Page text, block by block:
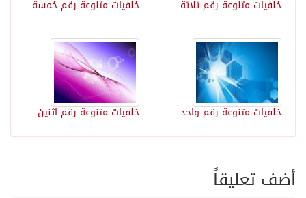
خلفيات متنوعة رقم خمسة خلفيات متنوعة رقم ثلاثة
خلفيات متنوعة رقم اثنين خلفيات متنوعة رقم واحد
أضف تعليقاً